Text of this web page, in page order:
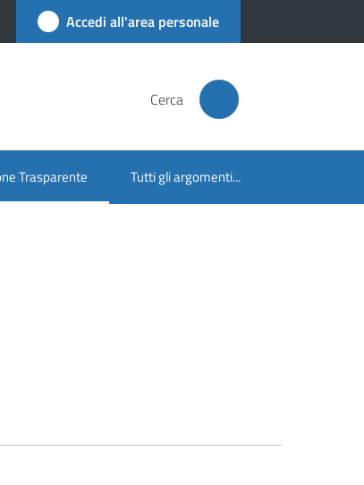
Accedi all'area personale
Cerca
Trasparente Tutti gli argomenti...